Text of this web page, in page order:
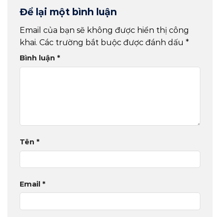
Để lại một bình luận
Email của bạn sẽ không được hiển thị công
khai. Các trường bắt buộc được đánh dấu *
Bình luận *
Tên *
Email *